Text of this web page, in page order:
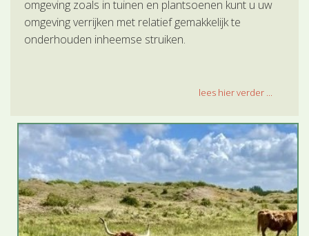
omgeving zoals in tuinen en plantsoenen kunt u uw
omgeving verrijken met relatief gemakkelijk te
onderhouden inheemse struiken.
lees hier verder ...